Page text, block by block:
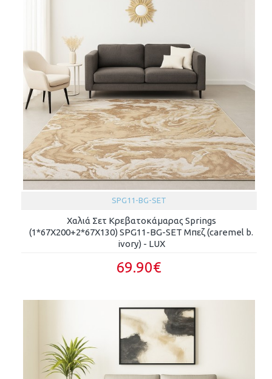
SPG11-BG-SET
Χαλιά Σετ Κρεβατοκάμαρας Springs
(1*67X200+2*67X130) SPG11-BG-SET Μπεζ (caremel b.
ivory) - LUX
69.90€